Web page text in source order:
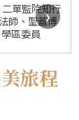
單監院知行
師、聖蓋博
區委員
›
旅程